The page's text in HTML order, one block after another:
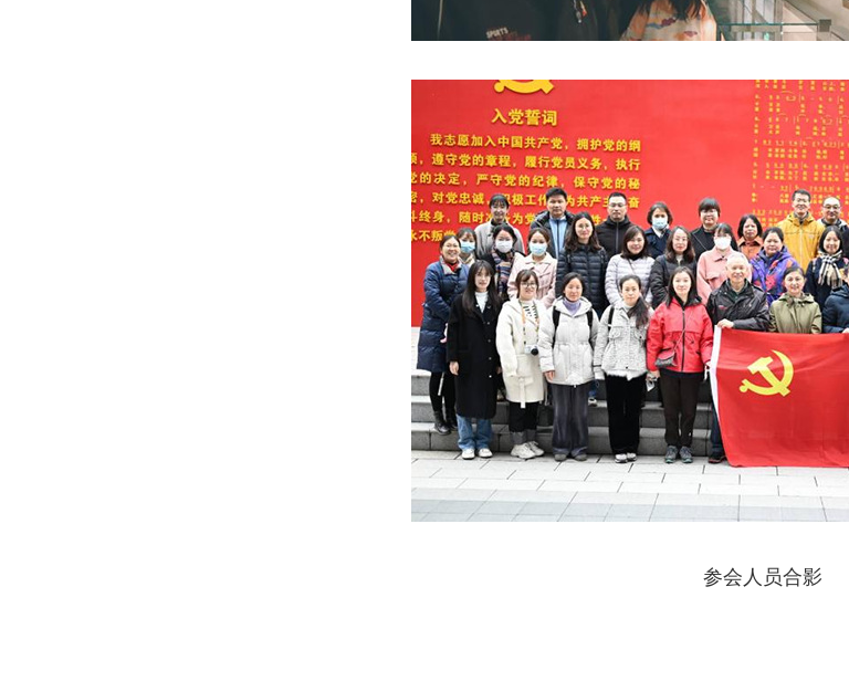
参会人员合影